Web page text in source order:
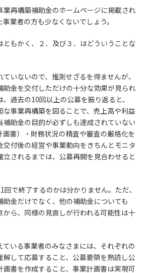
再構築補助金のホームページに掲載され
業者の方も少なくないでしょう。
ともかく、２．及び３．はどういうことな
いないので、推測せざるを得ませんが、
助金を交付しただけの十分な効果が見られ
過去の10回以上の公募を振り返ると、
な事業再構築を図ることで、売上高や利益
補助金の目的が必ずしも達成されていない
画書）・財務状況の精査や審査の厳格化を
交付後の経営や事業動向をきちんとモニタ
立されるまでは、公募再開を見合わせると
で終了するのかは分かりません。ただ、
金だけでなく、他の補助金についても
から、同様の見直しが行われる可能性は十
いる事業者のみなさまには、それぞれの
解して応募すること、公募要領を熟読し公
書を作成すること、事業計画書は実現可